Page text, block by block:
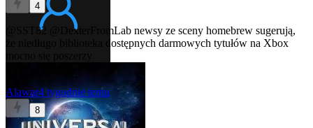
4
@SST82 @DexterFromLab newsy ze sceny homebrew sugerują,
że niedługo biblioteka dostępnych darmowych tytułów na Xbox
Alawar4 tygodnie temu
8